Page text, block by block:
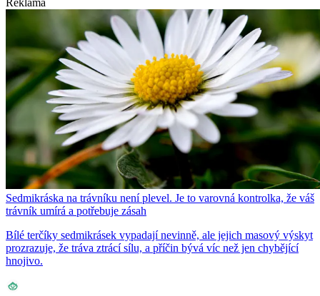
Reklama
Sedmikráska na trávníku není plevel. Je to varovná kontrolka, že váš
trávník umírá a potřebuje zásah
Bílé terčíky sedmikrásek vypadají nevinně, ale jejich masový výskyt
prozrazuje, že tráva ztrácí sílu, a příčin bývá víc než jen chybějící
hnojivo.